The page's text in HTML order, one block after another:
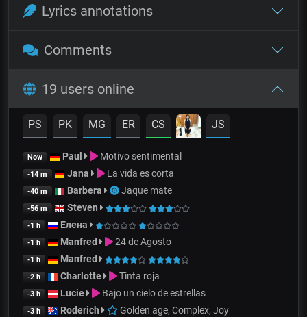
Lyrics annotations
Comments
19 users online
PS PK MG ER CS JS
Now Paul Motivo sentimental
-14 m Jana La vida es corta
-40 m Barbera Jaque mate
-56 m Steven
-1 h Елена
-1 h Manfred 24 de Agosto
-1 h Manfred
-2 h Charlotte Tinta roja
-3 h Lucie Bajo un cielo de estrellas
-3 h Roderich Golden age, Complex, Joy